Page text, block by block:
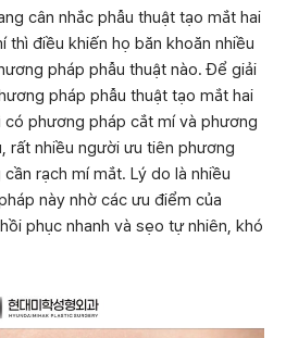
cân nhắc phẫu thuật tạo mắt hai
thì điều khiến họ băn khoăn nhiều
pháp phẫu thuật nào. Để giải
pháp phẫu thuật tạo mắt hai
có phương pháp cắt mí và phương
rất nhiều người ưu tiên phương
rạch mí mắt. Lý do là nhiều
này nhờ các ưu điểm của
phục nhanh và sẹo tự nhiên, khó